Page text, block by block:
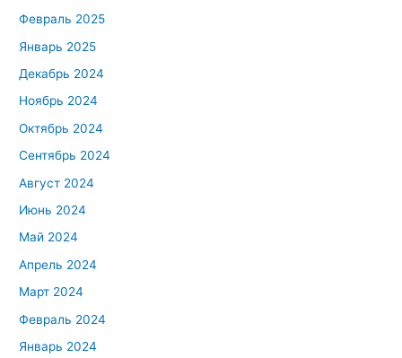
Февраль 2025
Январь 2025
Декабрь 2024
Ноябрь 2024
Октябрь 2024
Сентябрь 2024
Август 2024
Июнь 2024
Май 2024
Апрель 2024
Март 2024
Февраль 2024
Январь 2024